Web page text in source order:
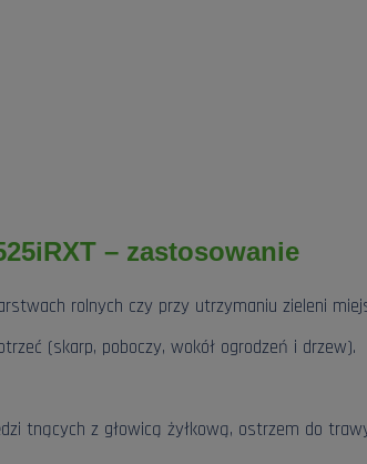
– zastosowanie
rolnych czy przy utrzymaniu zieleni
(skarp, poboczy, wokół ogrodzeń i drzew).
tnących z głowicą żyłkową, ostrzem do